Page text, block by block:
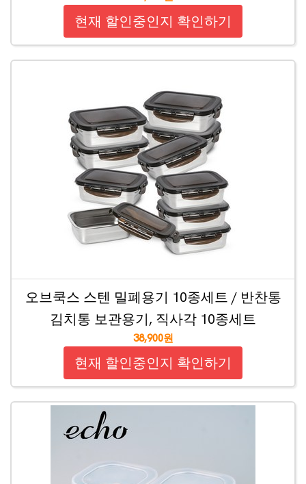
현재 할인중인지 확인하기
오브쿡스 스텐 밀폐용기 10종세트 / 반찬통
김치통 보관용기, 직사각 10종세트
38,900원
현재 할인중인지 확인하기